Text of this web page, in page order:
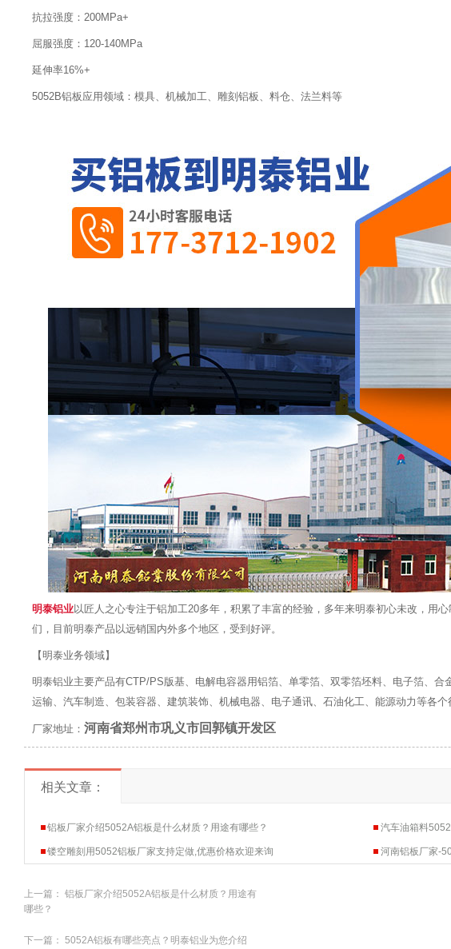
抗拉强度：200MPa+
屈服强度：120-140MPa
延伸率16%+
5052B铝板应用领域：模具、机械加工、雕刻铝板、料仓、法兰料等
明泰铝业以匠人之心专注于铝加工20多年，积累了丰富的经验，多年来明泰初心未改，用
们，目前明泰产品以远销国内外多个地区，受到好评。
【明泰业务领域】
明泰铝业主要产品有CTP/PS版基、电解电容器用铝箔、单零箔、双零箔坯料、电子箔、
运输、汽车制造、包装容器、建筑装饰、机械电器、电子通讯、石油化工、能源动力等各个
厂家地址： 河南省郑州市巩义市回郭镇开发区
相关文章：
铝板厂家介绍5052A铝板是什么材质？用途有哪些？ 汽车油箱料
镂空雕刻用5052铝板厂家支持定做,优惠价格欢迎来询 河南铝板厂家-
上一篇： 铝板厂家介绍5052A铝板是什么材质？用途有
哪些？
下一篇： 5052A铝板有哪些亮点？明泰铝业为您介绍